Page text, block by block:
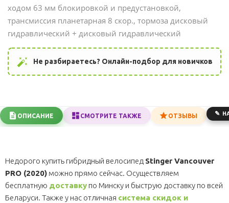
ходом 63 мм блокировкой и предустановкой,
трансмиссия планетарная 8 скор., тормоза дисковый
гидравлический + дисковый гидравлический
auto_fix_high Не разбираетесь? Онлайн-подбор для новичков
ОПИСАНИЕ СМОТРИТЕ ТАКЖЕ ОТЗЫВЫ
Недорого купить гибридный велосипед Stinger Vancouver
PRO (2020) можно прямо сейчас. Осуществляем
бесплатную доставку по Минску и быструю доставку по всей
Беларуси. Также у нас отличная система скидок и